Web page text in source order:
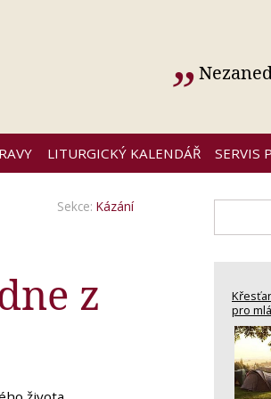
LITURGICKÝ KALENDÁŘ SERVIS
Sekce: Kázání
z
pro